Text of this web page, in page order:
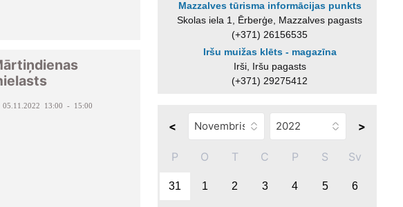
05.11.2022 13:00 - 15:00
Mazzalves tūrisma informācijas punkts
Skolas iela 1, Ērberģe, Mazzalves pagasts
(+371) 26156535
Iršu muižas klēts - magazīna
Irši, Iršu pagasts
(+371) 29275412
< >
P O T C P S Sv
31 1 2 3 4 5 6